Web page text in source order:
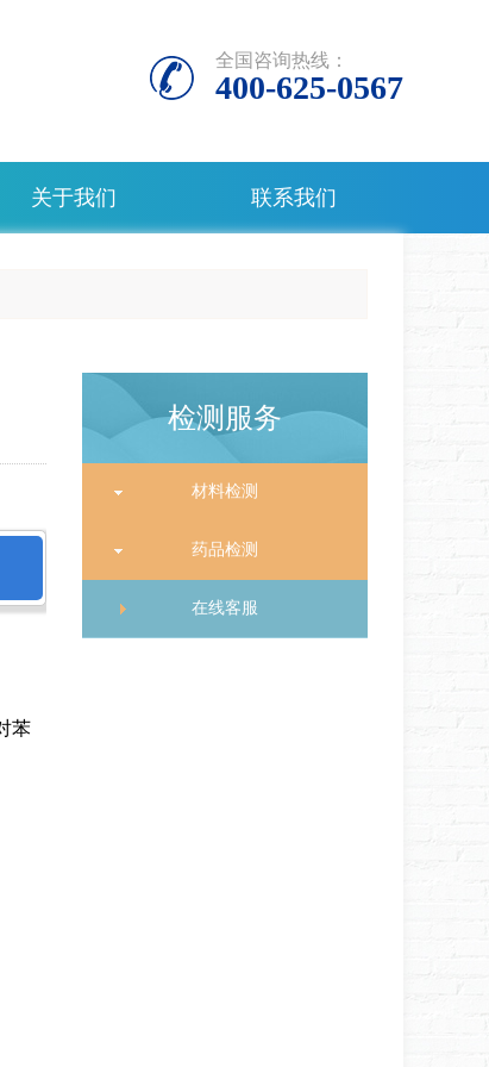
全国咨询热线：
400-625-0567
关于我们 联系我们
检测服务
材料检测
药品检测
在线客服
苯